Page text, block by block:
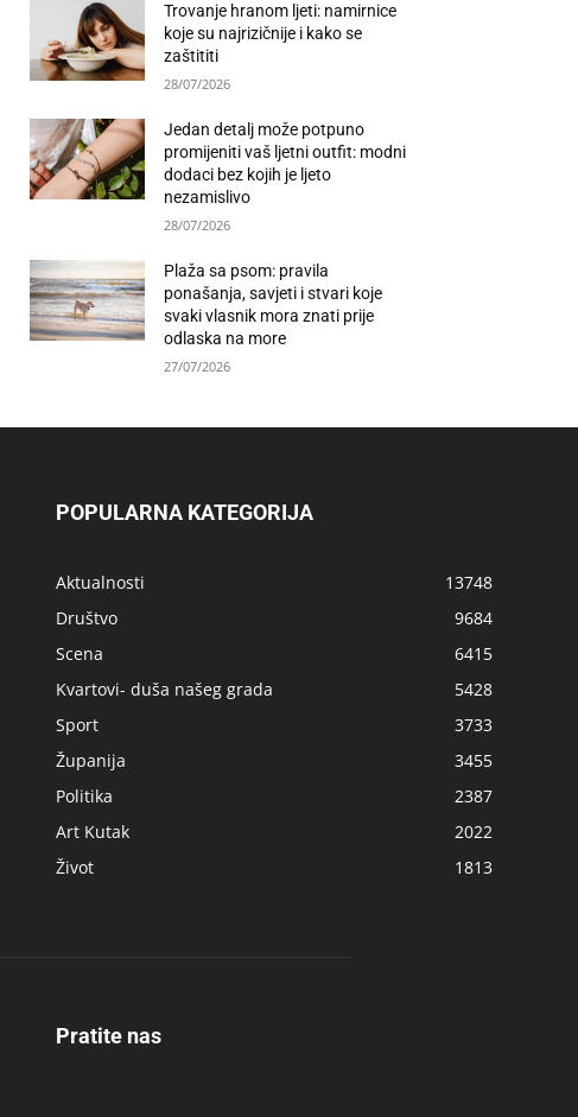
Trovanje hranom ljeti: namirnice
koje su najrizičnije i kako se
zaštititi
28/07/2026
Jedan detalj može potpuno
promijeniti vaš ljetni outfit: modni
dodaci bez kojih je ljeto
nezamislivo
28/07/2026
Plaža sa psom: pravila
ponašanja, savjeti i stvari koje
svaki vlasnik mora znati prije
odlaska na more
27/07/2026
POPULARNA KATEGORIJA
Aktualnosti
13748
Društvo
9684
Scena
6415
Kvartovi- duša našeg grada
5428
Sport
3733
Županija
3455
Politika
2387
Art Kutak
2022
Život
1813
Pratite nas